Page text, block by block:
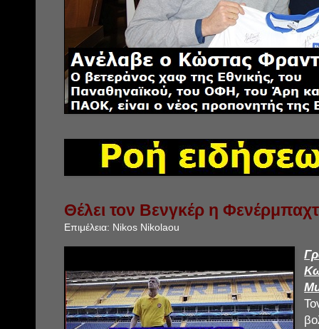
Θέλει τον Βενγκέρ η
Επιμέλεια: Nikos Nikolaou